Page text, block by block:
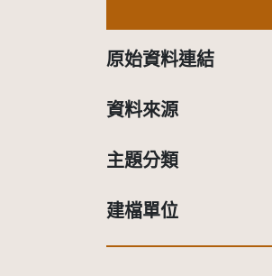
原始資料連結
資料來源
主題分類
建檔單位